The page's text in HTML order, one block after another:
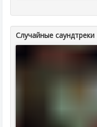
Случайные саундтреки